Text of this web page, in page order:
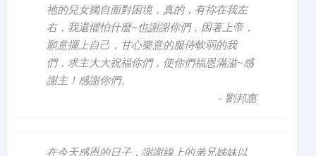
祂的兒女獨自面對困境，真的，有祢在我左
右，我還懼怕什麼~也謝謝你們，因著上帝，
願意擺上自己，甘心樂意的服侍軟弱的我
們，求主大大祝福你們，使你們福恩滿溢~感
謝主！感謝你們。
- 劉邦惠
在今天感恩的日子，謝謝線上的弟兄姊妹以